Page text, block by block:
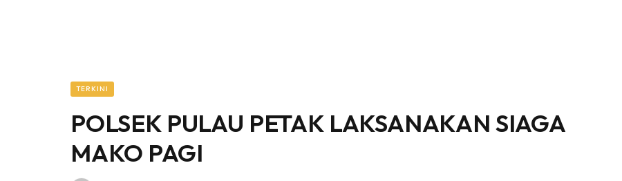
TERKINI
POLSEK PULAU PETAK LAKSANAKAN SIAGA
MAKO PAGI